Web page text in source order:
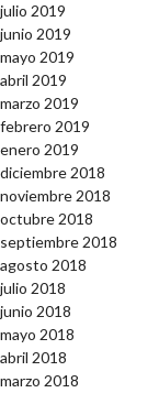
julio 2019
junio 2019
mayo 2019
abril 2019
marzo 2019
febrero 2019
enero 2019
diciembre 2018
noviembre 2018
octubre 2018
septiembre 2018
agosto 2018
julio 2018
junio 2018
mayo 2018
abril 2018
marzo 2018